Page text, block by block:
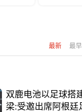
最新 最早
双鹿电池以足球搭
梁:受邀出席阿根廷